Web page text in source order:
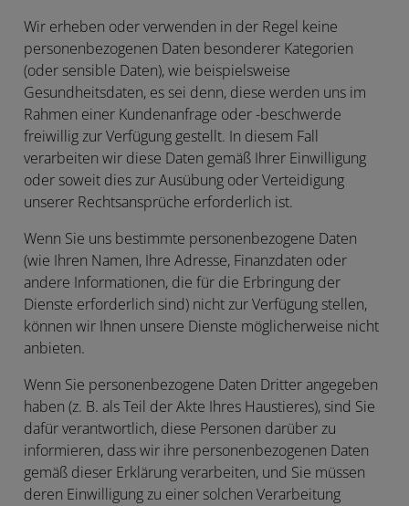
Wir erheben oder verwenden in der Regel keine
personenbezogenen Daten besonderer Kategorien
(oder sensible Daten), wie beispielsweise
Gesundheitsdaten, es sei denn, diese werden uns im
Rahmen einer Kundenanfrage oder -beschwerde
freiwillig zur Verfügung gestellt. In diesem Fall
verarbeiten wir diese Daten gemäß Ihrer Einwilligung
oder soweit dies zur Ausübung oder Verteidigung
unserer Rechtsansprüche erforderlich ist.
Wenn Sie uns bestimmte personenbezogene Daten
(wie Ihren Namen, Ihre Adresse, Finanzdaten oder
andere Informationen, die für die Erbringung der
Dienste erforderlich sind) nicht zur Verfügung stellen,
können wir Ihnen unsere Dienste möglicherweise nicht
anbieten.
Wenn Sie personenbezogene Daten Dritter angegeben
haben (z. B. als Teil der Akte Ihres Haustieres), sind Sie
dafür verantwortlich, diese Personen darüber zu
informieren, dass wir ihre personenbezogenen Daten
gemäß dieser Erklärung verarbeiten, und Sie müssen
deren Einwilligung zu einer solchen Verarbeitung